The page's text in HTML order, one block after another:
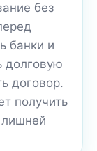
без
банки и
долговую
договор.
получить
лишней